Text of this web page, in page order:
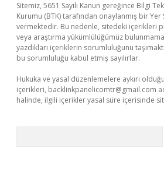
Sitemiz, 5651 Sayılı Kanun gereğince Bilgi
Kurumu (BTK) tarafından onaylanmış bir Yer
vermektedir. Bu nedenle, sitedeki içerikleri
veya araştırma yükümlülüğümüz
yazdıkları içeriklerin sorumluluğunu
bu sorumluluğu kabul etmiş sayılırlar.
Hukuka ve yasal düzenlemelere aykırı
içerikleri, backlinkpanelicomtr@gmail.com
halinde, ilgili içerikler yasal süre içerisinde